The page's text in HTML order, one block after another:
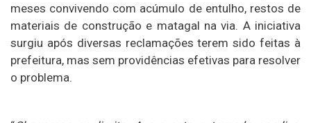
meses convivendo com acúmulo de entulho, restos de
materiais de construção e matagal na via. A iniciativa
surgiu após diversas reclamações terem sido feitas à
prefeitura, mas sem providências efetivas para resolver
o problema.